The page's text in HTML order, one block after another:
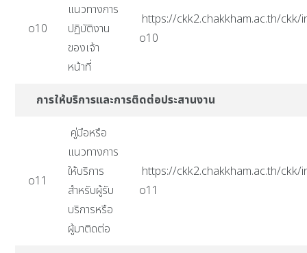
o10
แนวทางการ
ปฏิบัติงาน
ของเจ้า
หน้าที่
https://ckk2.chakkham.ac.th/
o10
การให้บริการและการติดต่อประสานงาน
o11
คู่มือหรือ
แนวทางการ
ให้บริการ
สำหรับผู้รับ
บริการหรือ
ผู้มาติดต่อ
https://ckk2.chakkham.ac.th/
o11